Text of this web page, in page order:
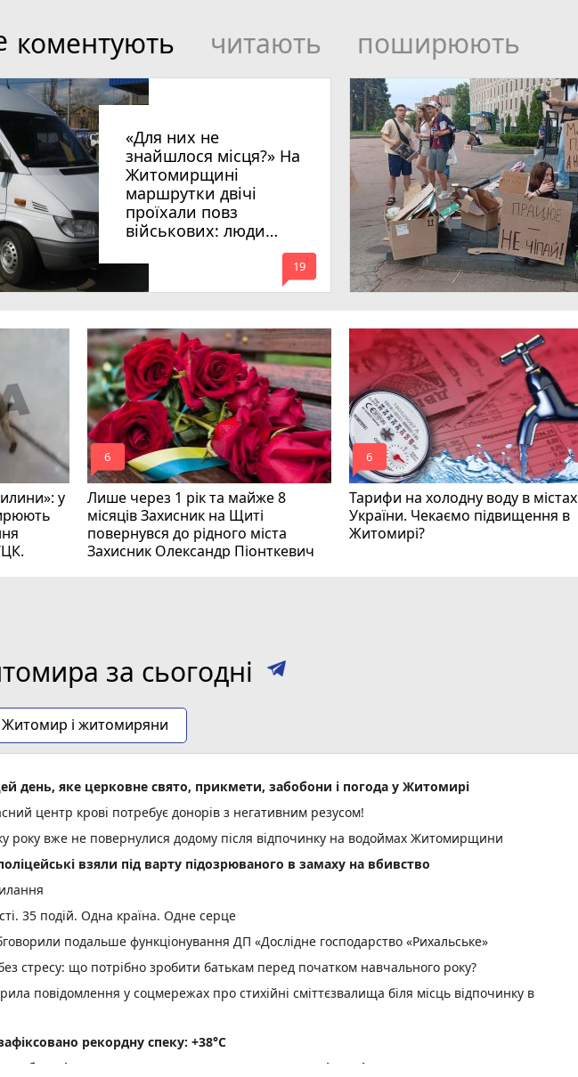
коментують читають поширюють
«Для них не
знайшлося місця?» На
Житомирщині
маршрутки двічі
проїхали повз
військових: люди
вимагають покарати
винних
mode_comment
19
у
Лише через 1 рік та майже 8
місяців Захисник на Щиті
повернувся до рідного міста
Захисник Олександр Піонткевич
mode_comment
6
Тарифи на холодну воду в містах
України. Чекаємо підвищення в
Житомирі?
mode_comment
6
за сьогодні
Житомир і житомиряни
день, яке церковне свято, прикмети, забобони і погода у Житомирі
центр крові потребує донорів з негативним резусом!
року вже не повернулися додому після відпочинку на водоймах Житомирщини
взяли під варту підозрюваного в замаху на вбивство
35 подій. Одна країна. Одне серце
подальше функціонування ДП «Дослідне господарство «Рихальське»
стресу: що потрібно зробити батькам перед початком навчального року?
повідомлення у соцмережах про стихійні сміттєзвалища біля місць відпочинку в
рекордну спеку: +38°C
області купатися не рекомендовано: вода на відповідає нормам